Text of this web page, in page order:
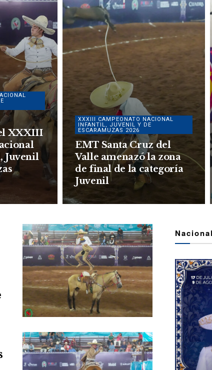
XXXIII
Juvenil
XXXIII CAMPEONATO NACIONAL
INFANTIL, JUVENIL Y DE
ESCARAMUZAS 2026
EMT Santa Cruz del
Valle amenazó la zona
de final de la categoría
Juvenil